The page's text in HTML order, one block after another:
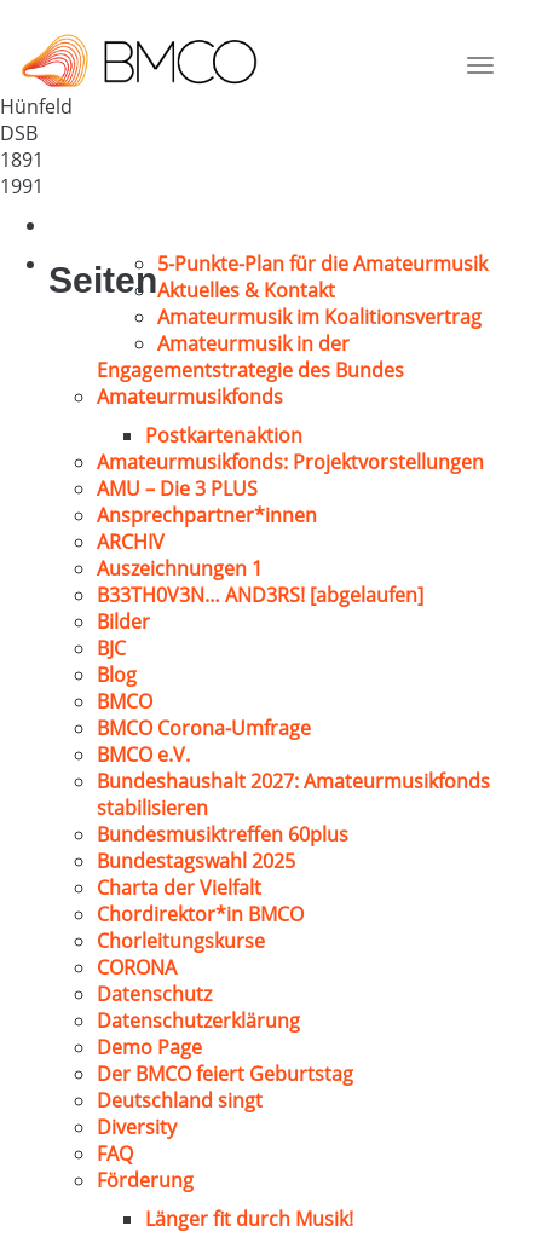
Toggle
Deutschland
36088
Hünfeld
DSB
1891
1991
Seiten5-Punkte-Plan für die Amateurmusik
Aktuelles & Kontakt
Amateurmusik im Koalitionsvertrag
Amateurmusik in der
Engagementstrategie des Bundes
Amateurmusikfonds
Postkartenaktion
Amateurmusikfonds: Projektvorstellungen
AMU – Die 3 PLUS
Ansprechpartner*innen
ARCHIV
Auszeichnungen 1
B33TH0V3N… AND3RS! [abgelaufen]
Bilder
BJC
Blog
BMCO
BMCO Corona-Umfrage
BMCO e.V.
Bundeshaushalt 2027: Amateurmusikfonds
stabilisieren
Bundesmusiktreffen 60plus
Bundestagswahl 2025
Charta der Vielfalt
Chordirektor*in BMCO
Chorleitungskurse
CORONA
Datenschutz
Datenschutzerklärung
Demo Page
Der BMCO feiert Geburtstag
Deutschland singt
Diversity
FAQ
Förderung
Länger fit durch Musik!